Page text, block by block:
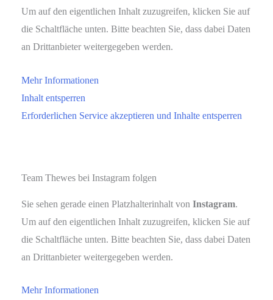
Um auf den eigentlichen Inhalt zuzugreifen, klicken Sie auf
die Schaltfläche unten. Bitte beachten Sie, dass dabei Daten
an Drittanbieter weitergegeben werden.
Mehr Informationen
Inhalt entsperren
Erforderlichen Service akzeptieren und Inhalte entsperren
Team Thewes bei Instagram folgen
Sie sehen gerade einen Platzhalterinhalt von Instagram.
Um auf den eigentlichen Inhalt zuzugreifen, klicken Sie auf
die Schaltfläche unten. Bitte beachten Sie, dass dabei Daten
an Drittanbieter weitergegeben werden.
Mehr Informationen